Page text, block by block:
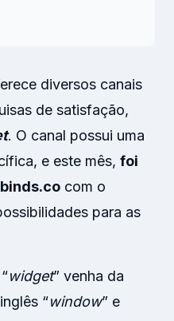
diversos canais
de satisfação,
. O canal possui uma
e este mês, foi
com o
para as
widget” venha da
“window” e